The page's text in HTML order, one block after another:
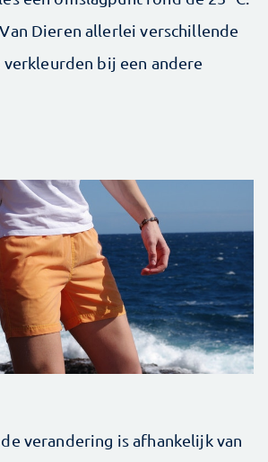
Dieren allerlei verschillende
verkleurden bij een andere
verandering is afhankelijk van